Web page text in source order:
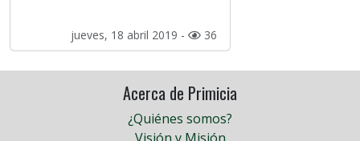
jueves, 18 abril 2019 - 36
Acerca de Primicia
¿Quiénes somos?